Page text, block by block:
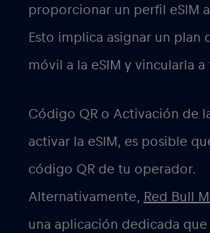
proporcionar un perfil eSIM
Esto implica asignar un plan
móvil a la eSIM y vincularla a
Código QR o Activación de
activar la eSIM, es posible
código QR de tu operador.
Alternativamente, Red Bull
una aplicación dedicada que